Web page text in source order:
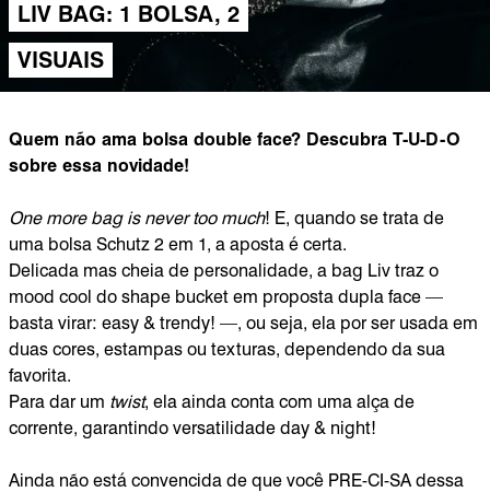
LIV BAG: 1 BOLSA, 2
VISUAIS
Quem não ama bolsa double face? Descubra T-U-D-O
sobre essa novidade!
One more bag is never too much! E, quando se trata de
uma bolsa Schutz 2 em 1, a aposta é certa.
Delicada mas cheia de personalidade, a bag Liv traz o
mood cool do shape bucket em proposta dupla face —
basta virar: easy & trendy! —, ou seja, ela por ser usada em
duas cores, estampas ou texturas, dependendo da sua
favorita.
Para dar um twist, ela ainda conta com uma alça de
corrente, garantindo versatilidade day & night!
Ainda não está convencida de que você PRE-CI-SA dessa